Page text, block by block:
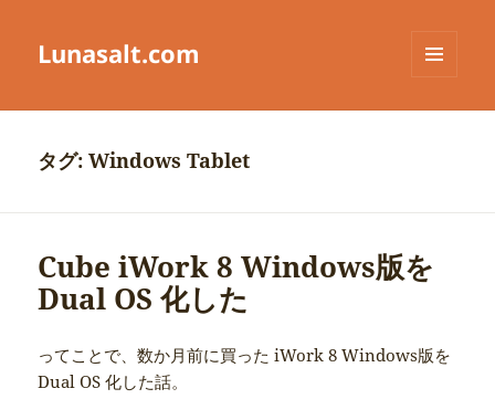
Lunasalt.com
ーとウ
タグ:Windows Tablet
Cube iWork 8 Windows版を
Dual OS 化した
ってことで、数か月前に買った iWork 8 Windows版を
Dual OS 化した話。